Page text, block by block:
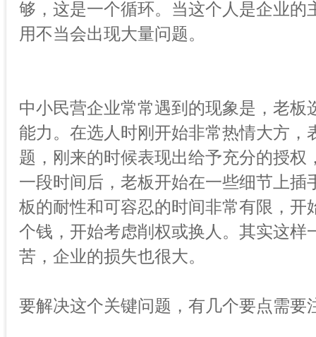
够，这是一个循环。当这个人是企业
用不当会出现大量问题。
中小民营企业常常遇到的现象是，老
能力。在选人时刚开始非常热情大方，
题，刚来的时候表现出给予充分的授
一段时间后，老板开始在一些细节上
板的耐性和可容忍的时间非常有限，
个钱，开始考虑削权或换人。其实这样
苦，企业的损失也很大。
要解决这个关键问题，有几个要点需要